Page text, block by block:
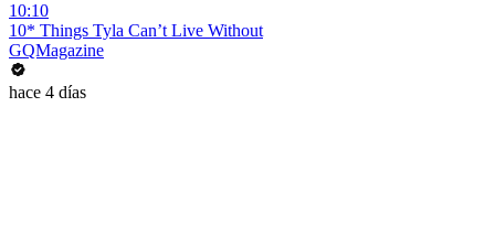
10:10
10* Things Tyla Can’t Live Without
GQMagazine
hace 4 días